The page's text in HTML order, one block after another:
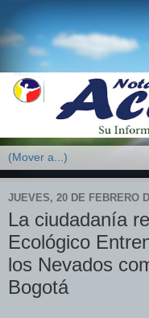
JUEVES, 20 DE FEBRERO
La ciudadanía
Ecológico
los Nevados
Bogotá